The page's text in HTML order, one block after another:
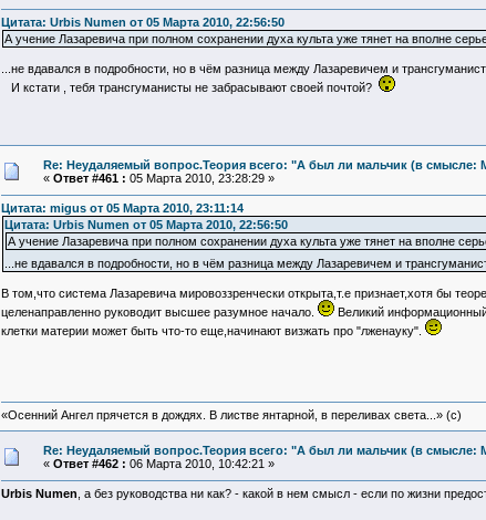
Цитата: Urbis Numen от 05 Марта 2010, 22:56:50
А учение Лазаревича при полном сохранении духа культа уже тянет на вполне
...не вдавался в подробности, но в чём разница между Лазаревичем и
И кстати , тебя трансгуманисты не забрасывают своей почтой?
Re: Неудаляемый вопрос.Теория всего: "А был ли мальчик (в смысле:
« Ответ #461 : 05 Марта 2010, 23:28:29 »
Цитата: migus от 05 Марта 2010, 23:11:14
Цитата: Urbis Numen от 05 Марта 2010, 22:56:50
А учение Лазаревича при полном сохранении духа культа уже тянет на вполне
...не вдавался в подробности, но в чём разница между Лазаревичем и
В том,что система Лазаревича мировоззренчески открыта,т.е признает,хотя бы
целенаправленно руководит высшее разумное начало.
Великий
клетки материи может быть что-то еще,начинают визжать про "лженауку".
«Осенний Ангел прячется в дождях. В листве янтарной, в переливах света...» (c)
Re: Неудаляемый вопрос.Теория всего: "А был ли мальчик (в смысле:
« Ответ #462 : 06 Марта 2010, 10:42:21 »
Urbis Numen , а без руководства ни как? - какой в нем смысл - если по жизни